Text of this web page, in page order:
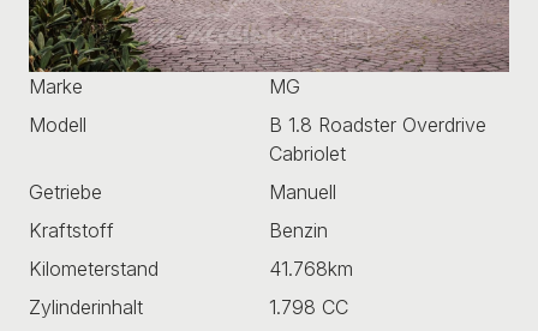
Marke
MG
Modell
B 1.8 Roadster Overdrive
Cabriolet
Getriebe
Manuell
Kraftstoff
Benzin
Kilometerstand
41.768km
Zylinderinhalt
1.798 CC